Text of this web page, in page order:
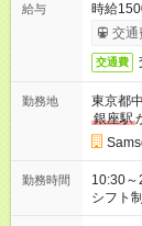
給与
時給
交通
交通費
勤務地
東京都
銀座駅
勤務時間
10:30～20:30 実働7.5時間／休憩
シフト